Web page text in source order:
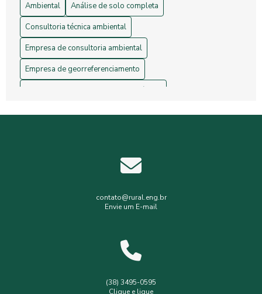
Ambiental
Análise de solo completa
Consultoria técnica ambiental
Empresa de consultoria ambiental
Empresa de georreferenciamento
Empresa de gerenciamento de resíduos
Gerenciamento de resíduos hospitalares
Gerenciamento de resíduos sólidos
Levantamento planialtimétrico cadastral
Levantamento topográfico com drone
contato@rural.eng.br
Envie um E-mail
(38) 3495-0595
Clique e ligue